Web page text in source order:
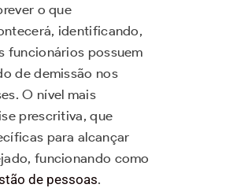
o que
identificando,
funcionários possuem
de demissão nos
O nível mais
prescritiva, que
para alcançar
funcionando como
de pessoas.